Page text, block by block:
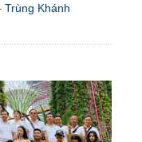
Trùng Khánh